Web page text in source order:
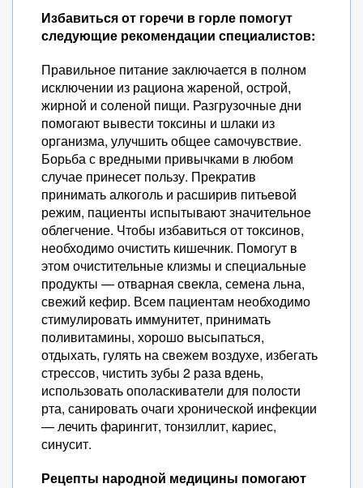
Избавиться от горечи в горле помогут
следующие рекомендации специалистов:
Правильное питание заключается в полном
исключении из рациона жареной, острой,
жирной и соленой пищи. Разгрузочные дни
помогают вывести токсины и шлаки из
организма, улучшить общее самочувствие.
Борьба с вредными привычками в любом
случае принесет пользу. Прекратив
принимать алкоголь и расширив питьевой
режим, пациенты испытывают значительное
облегчение. Чтобы избавиться от токсинов,
необходимо очистить кишечник. Помогут в
этом очистительные клизмы и специальные
продукты — отварная свекла, семена льна,
свежий кефир. Всем пациентам необходимо
стимулировать иммунитет, принимать
поливитамины, хорошо высыпаться,
отдыхать, гулять на свежем воздухе, избегать
стрессов, чистить зубы 2 раза вдень,
использовать ополаскиватели для полости
рта, санировать очаги хронической инфекции
— лечить фарингит, тонзиллит, кариес,
синусит.
Рецепты народной медицины помогают